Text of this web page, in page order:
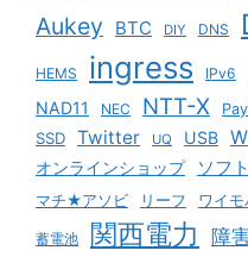
Aukey BTC DIY DNS
HEMS ingress IPv6
NAD11 NEC NTT-X
SSD Twitter UQ USB
オンラインショップ ソフ
マチ★アソビ リーフ ワイ
蓄電池 関西電力 障